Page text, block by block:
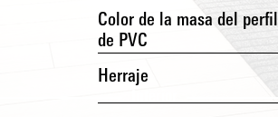
Color de la masa del perfil
de PVC
Herraje